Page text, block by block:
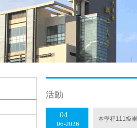
活動
06 2026
04 本學程111級